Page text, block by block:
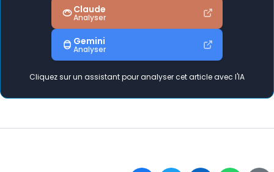
Claude
Analyser
Gemini
Analyser
Cliquez sur un assistant pour analyser cet article avec l'IA